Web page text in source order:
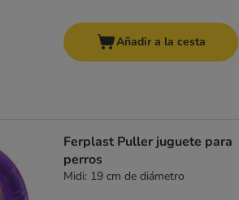
Añadir a la cesta
Ferplast Puller juguete para
perros
Midi: 19 cm de diámetro